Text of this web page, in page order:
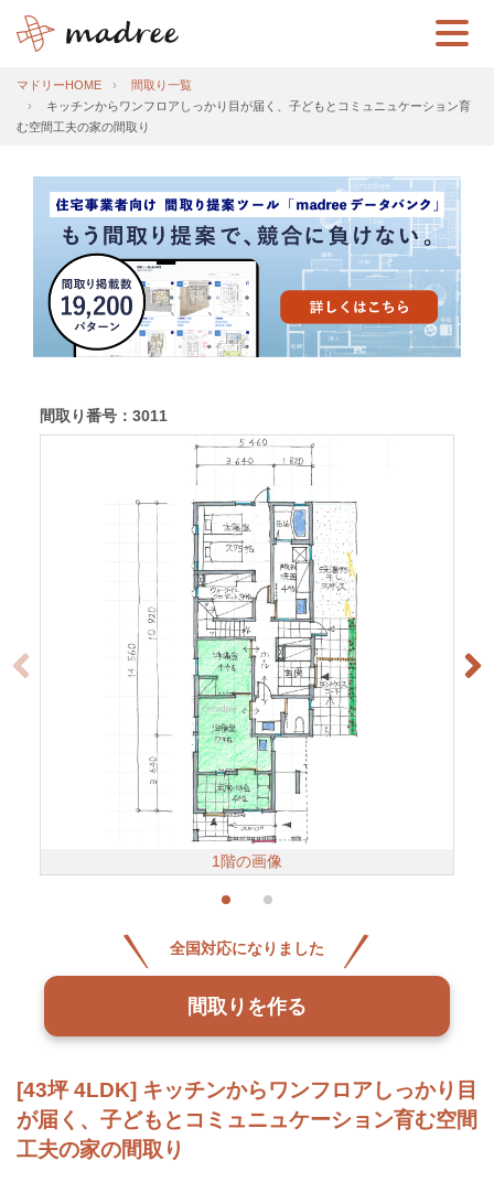
マドリーHOME
間取り一覧
キッチンからワンフロアしっかり目が届く、子どもとコミュニュケーション育
む空間工夫の家の間取り
[43坪 4LDK] キッチンからワンフロアしっかり目
が届く、子どもとコミュニュケーション育む空間
工夫の家の間取り
間取り番号：3011
1階の画像
全国対応になりました
間取りを作る